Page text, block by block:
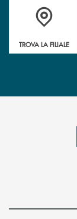
Accedi all'
TROVA LA FILIALE